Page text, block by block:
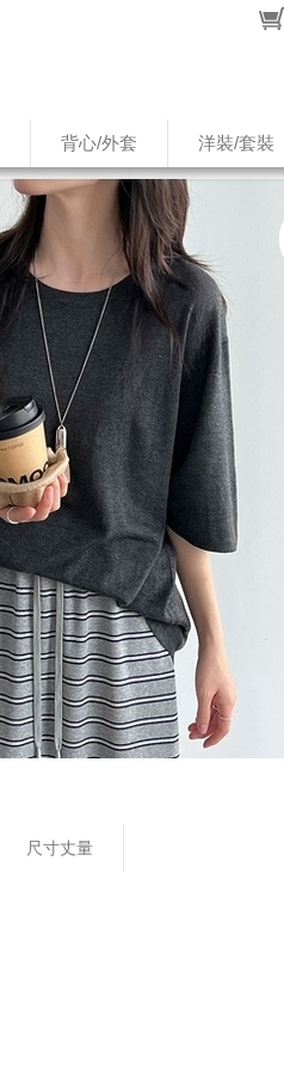
背心/外套 洋裝/套裝
尺寸丈量